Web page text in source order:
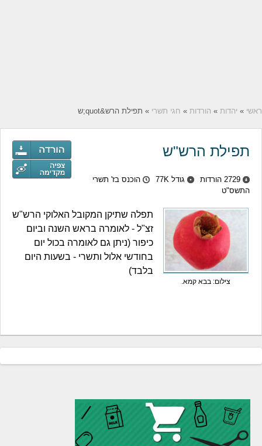
ראשי » יהדות » הורדות » חגי תשרי » תפילת הרש&quot;ש
תפילת הרש"ש
2729 הורדות גודל 77K
הוכנס בז' תשרי
התשס"ט
צילום: בבא קמא.
תפלה שתיקן המקובל האלוקי הרש"ש
זצ"ל - לאומרה בראש השנה וביום
כיפור (ניתן גם לאומרה בכול יום
בחודשי אלול ותשרי - בשעות היום
בלבד)